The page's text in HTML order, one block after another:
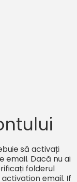
să activați
email. Dacă nu ai
folderul
email. If